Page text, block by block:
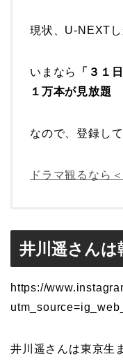
現状、U-NEXTし
いまなら
「３１
１万本が見放題
なので、登録し
ドラマ観るなら
井川遥さんは
https://
井川遥さんは東京生